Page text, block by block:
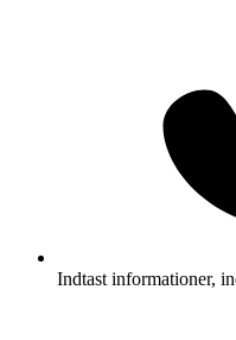
Indtast informationer,